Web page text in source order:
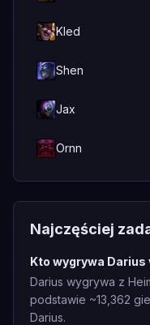
Kled
Shen
Jax
Ornn
Najczęściej
Kto wygrywa
Darius wygrywa z
podstawie ~13,362
Darius.